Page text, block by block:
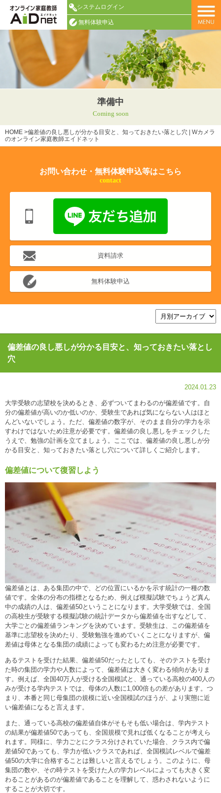
システムログイン
無料体験申込
準備中
Coming soon
HOME >偏差値の良し悪しが分かる目安と、知っておきたい落とし穴 | Wカメラ
のオンライン家庭教師エイドネット
お問い合わせ・無料体験申込等はこちら
contact
資料請求
無料体験申込
偏差値の良し悪しが分かる目安と、知っておきたい落とし
穴
2024.01.23
大学受験の志望校を決めるとき、必ずついてまわるのが偏差値です。自
分の偏差値が高いのか低いのか、受験生であれば気にならない人はほと
んどいないでしょう。ただ、偏差値の数字が、そのまま自分の学力を示
すわけではないため注意が必要です。偏差値の良し悪しをチェックした
うえで、勉強の計画を立てましょう。ここでは、偏差値の良し悪しが分
かる目安と、知っておきたい落とし穴について詳しくご紹介します。
偏差値について復習しよう
偏差値とは、ある集団の中で、どの位置にいるかを示す統計の一種の数
値です。全体の分布の指標となるため、例えば模擬試験でちょうど真ん
中の成績の人は、偏差値50ということになります。大学受験では、全国
の高校生が受験する模擬試験の統計データから偏差値を出すなどして、
大学ごとの偏差値ランキングを決めています。受験生は、この偏差値を
基準に志望校を決めたり、受験勉強を進めていくことになりますが、偏
差値は母体となる集団の成績によっても変わるため注意が必要です。
あるテストを受けた結果、偏差値50だったとしても、そのテストを受け
た時の集団の学力や人数によって、偏差値は大きく変わる傾向がありま
す。例えば、全国40万人が受ける全国模試と、通っている高校の400人の
みが受ける学内テストでは、母体の人数に1,000倍もの差があります。つ
まり、本番と同じ母集団の規模に近い全国模試のほうが、より実態に近
い偏差値になると言えます。
また、通っている高校の偏差値自体がそもそも低い場合は、学内テスト
の結果が偏差値50であっても、全国規模で見れば低くなることが考えら
れます。同様に、学力ごとにクラス分けされていた場合、クラス内で偏
差値50であっても、学力が低いクラスであれば、全国模試レベルで偏差
値50の大学に合格することは難しいと言えるでしょう。このように、母
集団の数や、その時テストを受けた人の学力レベルによっても大きく変
わることがあるのが偏差値であることを理解して、惑わされないように
することが大切です。